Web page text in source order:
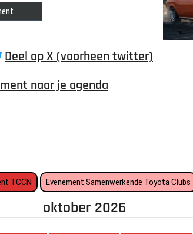
Deel op X (voorheen twitter)
naar je agenda
TCCN Evenement Samenwerkende Toyota Clubs
oktober 2026